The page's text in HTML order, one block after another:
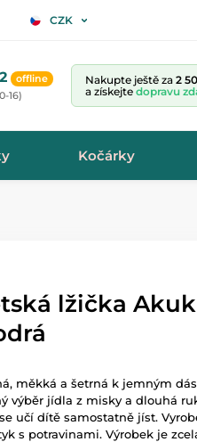
CZK
offline
16)
Nakupte ještě za 2
a získejte dopravu
Kočárky
lžička
měkká a šetrná k jemným
výběr jídla z misky a dlouhá
učí dítě samostatně jíst.
s potravinami. Výrobek je